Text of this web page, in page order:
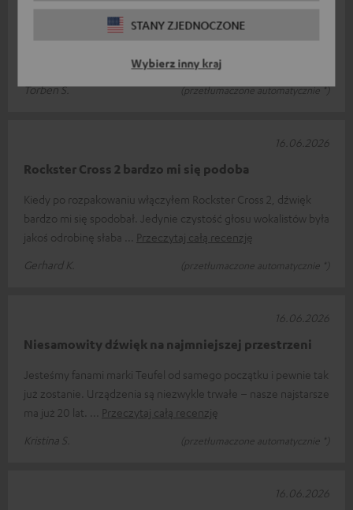
STANY ZJEDNOCZONE
Wybierz inny kraj
Dźwięk jest świetny. Jedyny minus – jakoś nie udaje mi się
Torben S.
(przetłumaczone automatycznie *)
Rockster Cross 2 bardzo mi się podoba
Kiedy po rozpakowaniu włączyłem Rockster Cross 2, dźwięk
bardzo mi się spodobał. Jedynie czystość głosu wokalistów była
jakoś odrobinę słaba
Przeczytaj całą recenzję
Gerhard K.
(przetłumaczone automatycznie *)
16.06.2026
Niesamowity dźwięk na najmniejszej przestrzeni
Jesteśmy fanami marki Teufel od samego początku i pewnie tak
już zostanie. Urządzenia są niezwykle trwałe – nasze najstarsze
ma już 20 lat.
Przeczytaj całą recenzję
Kristina S.
(przetłumaczone automatycznie *)
16.06.2026
16.06.2026